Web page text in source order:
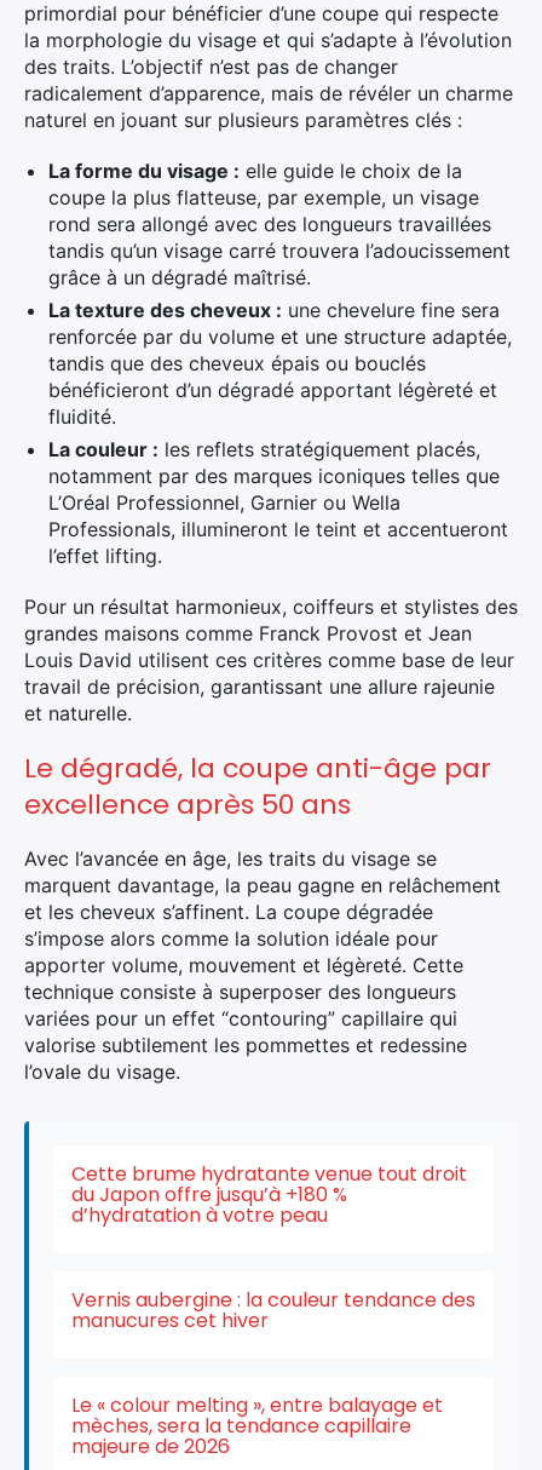
primordial pour bénéficier d’une coupe qui respecte
la morphologie du visage et qui s’adapte à l’évolution
des traits. L’objectif n’est pas de changer
radicalement d’apparence, mais de révéler un charme
naturel en jouant sur plusieurs paramètres clés :
La forme du visage : elle guide le choix de la
coupe la plus flatteuse, par exemple, un visage
rond sera allongé avec des longueurs travaillées
tandis qu’un visage carré trouvera l’adoucissement
grâce à un dégradé maîtrisé.
La texture des cheveux : une chevelure fine sera
renforcée par du volume et une structure adaptée,
tandis que des cheveux épais ou bouclés
bénéficieront d’un dégradé apportant légèreté et
fluidité.
La couleur : les reflets stratégiquement placés,
notamment par des marques iconiques telles que
L’Oréal Professionnel, Garnier ou Wella
Professionals, illumineront le teint et accentueront
l’effet lifting.
Pour un résultat harmonieux, coiffeurs et stylistes des
grandes maisons comme Franck Provost et Jean
Louis David utilisent ces critères comme base de leur
travail de précision, garantissant une allure rajeunie
et naturelle.
Le dégradé, la coupe anti-âge par
excellence après 50 ans
Avec l’avancée en âge, les traits du visage se
marquent davantage, la peau gagne en relâchement
et les cheveux s’affinent. La coupe dégradée
s’impose alors comme la solution idéale pour
apporter volume, mouvement et légèreté. Cette
technique consiste à superposer des longueurs
variées pour un effet “contouring” capillaire qui
valorise subtilement les pommettes et redessine
l’ovale du visage.
Cette brume hydratante venue tout droit
du Japon offre jusqu’à +180 %
d’hydratation à votre peau
Vernis aubergine : la couleur tendance des
manucures cet hiver
Le « colour melting », entre balayage et
mèches, sera la tendance capillaire
majeure de 2026